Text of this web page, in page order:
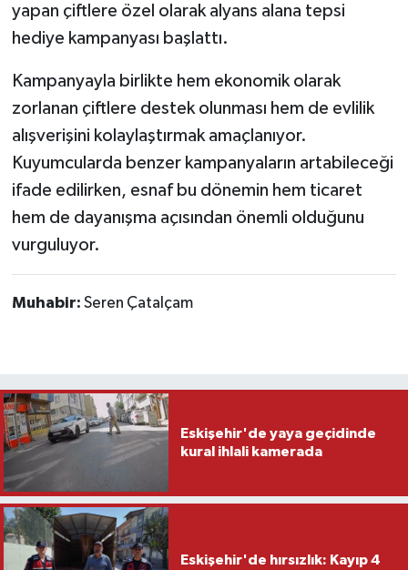
yapan çiftlere özel olarak alyans alana tepsi
hediye kampanyası başlattı.
Kampanyayla birlikte hem ekonomik olarak
zorlanan çiftlere destek olunması hem de evlilik
alışverişini kolaylaştırmak amaçlanıyor.
Kuyumcularda benzer kampanyaların artabileceği
ifade edilirken, esnaf bu dönemin hem ticaret
hem de dayanışma açısından önemli olduğunu
vurguluyor.
Muhabir: Seren Çatalçam
Eskişehir'de yaya geçidinde
kural ihlali kamerada
Eskişehir'de hırsızlık: Kayıp 4